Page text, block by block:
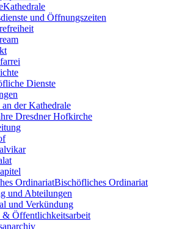
Kathedrale
und Öffnungszeiten
Dienste
der Kathedrale
Dresdner Hofkirche
Bischöfliches Ordinariat
und Abteilungen
und Verkündung
& Öffentlichkeitsarbeit